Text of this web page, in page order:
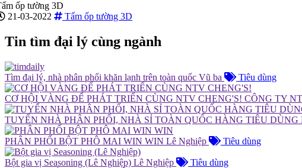
ốp tường 3D
21-03-2022
Tấm ốp tường 3D
Tin tìm đại lý cùng ngành
Tìm đại lý, nhà phân phối khăn lạnh trên toàn quốc Vũ ba Tiêu dùng
CƠ HỘI VÀNG ĐỂ PHÁT TRIỂN CÙNG NTV CHENG'S! CÔNG TY
TUYỂN NHÀ PHÂN PHỐI, NHÀ SỈ TOÀN QUỐC HÀNG TIÊU DÙNG
PHÂN PHỐI BỘT PHÔ MAI WIN WIN Lê Nghiệp Tiêu dùng
Bột gia vị Seasoning (Lê Nghiệp) Lê Nghiệp Tiêu dùng